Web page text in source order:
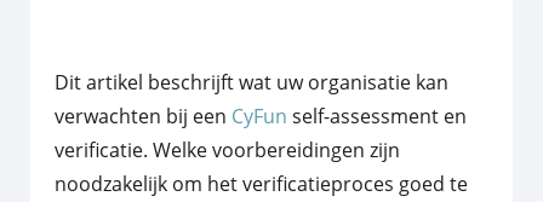
Dit artikel beschrijft wat uw organisatie kan
verwachten bij een CyFun self-assessment en
verificatie. Welke voorbereidingen zijn
noodzakelijk om het verificatieproces goed te